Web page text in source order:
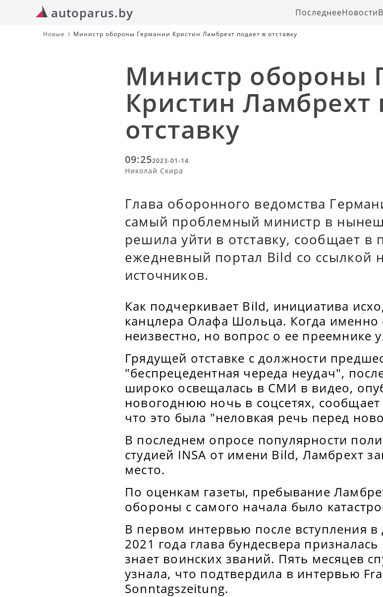
autoparus.by ПоследнееНовости
Новые Министр обороны Германии Кристин Ламбрехт подает в отставку
Министр обороны
Кристин Ламбрехт
отставку
09:252023-01-14
Николай Скира
Глава оборонного ведомства
самый проблемный министр в
решила уйти в отставку, сообщает в
ежедневный портал Bild со ссылкой
источников.
Как подчеркивает Bild, инициатива
канцлера Олафа Шольца. Когда именно
неизвестно, но вопрос о ее преемнике
Грядущей отставке с должности
"беспрецедентная череда неудач",
широко освещалась в СМИ в видео,
новогоднюю ночь в соцсетях,
что это была "неловкая речь перед
В последнем опросе популярности
студией INSA от имени Bild, Ламбрехт
место.
По оценкам газеты, пребывание
обороны с самого начала было
В первом интервью после вступления в
2021 года глава бундесвера
знает воинских званий. Пять месяцев
узнала, что подтвердила в интервью
Sonntagszeitung.